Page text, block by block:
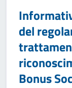
del
Bonus